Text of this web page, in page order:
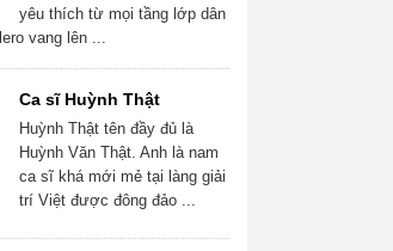
yêu thích từ mọi tầng lớp dân
vang lên ...
Ca sĩ Huỳnh Thật
Huỳnh Thật tên đầy đủ là
Huỳnh Văn Thật. Anh là nam
ca sĩ khá mới mẻ tại làng giải
trí Việt được đông đảo ...